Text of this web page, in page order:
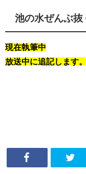
池の水ぜんぶ
現在執筆中
放送中に追記します。